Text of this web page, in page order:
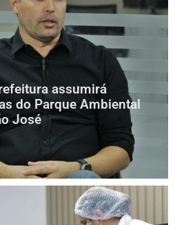
assumirá
do Parque Ambiental
José